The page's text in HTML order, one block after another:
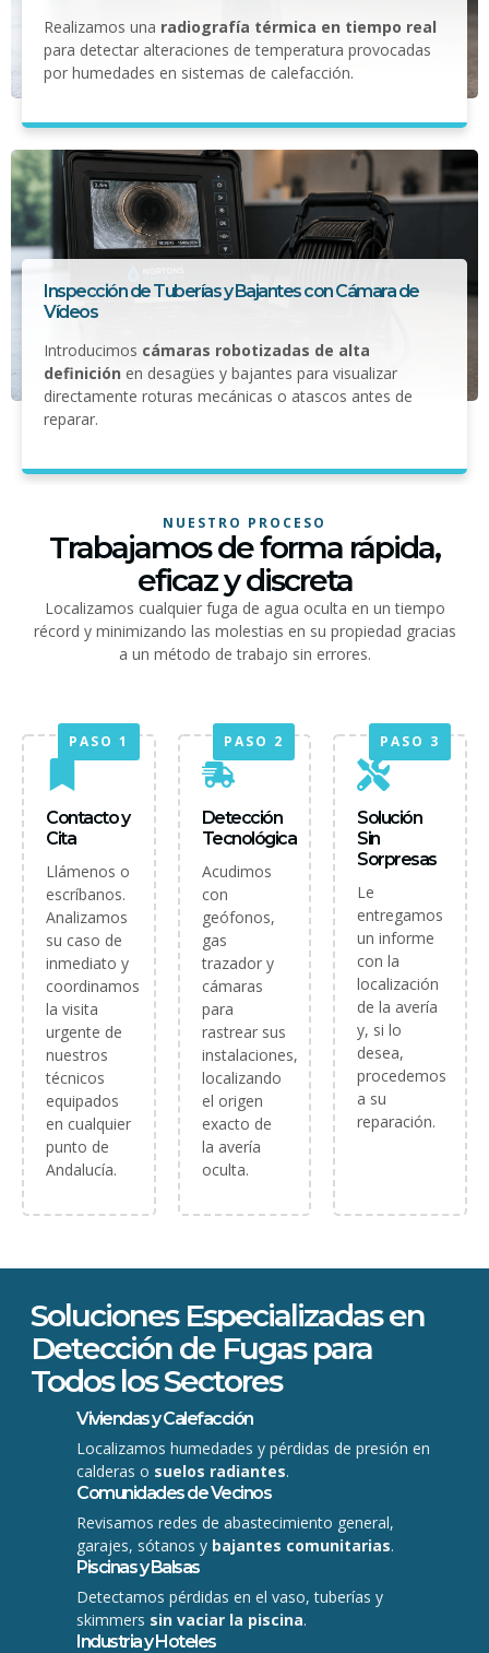
Realizamos una radiografía térmica en tiempo real
para detectar alteraciones de temperatura provocadas
por humedades en sistemas de calefacción.
Inspección de Tuberías y Bajantes con Cámara de
Vídeos
Introducimos cámaras robotizadas de alta
definición en desagües y bajantes para visualizar
directamente roturas mecánicas o atascos antes de
reparar.
NUESTRO PROCESO
Trabajamos de forma rápida,
eficaz y discreta
Localizamos cualquier fuga de agua oculta en un tiempo
récord y minimizando las molestias en su propiedad gracias
a un método de trabajo sin errores.
PASO 1
Contacto y
Cita
Llámenos o
escríbanos.
Analizamos
su caso de
inmediato y
coordinamos
la visita
urgente de
nuestros
técnicos
equipados
en cualquier
punto de
Andalucía.
PASO 2
Detección
Tecnológica
Acudimos
con
geófonos,
gas
trazador y
cámaras
para
rastrear sus
instalaciones,
localizando
el origen
exacto de
la avería
oculta.
PASO 3
Solución
Sin
Sorpresas
Le
entregamos
un informe
con la
localización
de la avería
y, si lo
desea,
procedemos
a su
reparación.
Soluciones Especializadas en
Detección de Fugas para
Todos los Sectores
Viviendas y Calefacción
Localizamos humedades y pérdidas de presión en
calderas o suelos radiantes.
Comunidades de Vecinos
Revisamos redes de abastecimiento general,
garajes, sótanos y bajantes comunitarias.
Piscinas y Balsas
Detectamos pérdidas en el vaso, tuberías y
skimmers sin vaciar la piscina.
Industria y Hoteles